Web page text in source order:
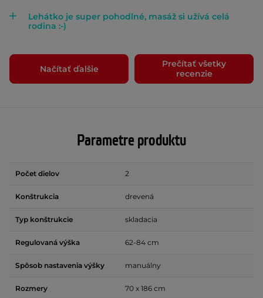
Lehátko je super pohodlné, masáž si užívá celá
rodina :-)
Načítať ďalšie
Prečítať všetky
recenzie
Parametre produktu
Počet dielov 2
Konštrukcia drevená
Typ konštrukcie skladacia
Regulovaná výška 62-84 cm
Spôsob nastavenia výšky manuálny
Rozmery 70 x 186 cm